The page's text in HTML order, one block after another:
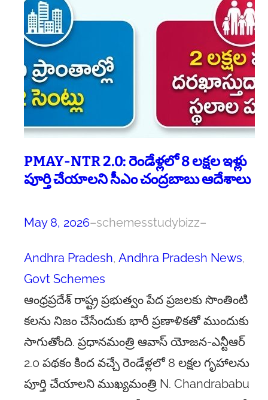
PMAY-NTR 2.0: రెండేళ్లలో 8 లక్షల ఇళ్లు
పూర్తి చేయాలని సీఎం చంద్రబాబు ఆదేశాలు
May 8, 2026–schemesstudybizz–
Andhra Pradesh, Andhra Pradesh News
Govt Schemes
ఆంధ్రప్రదేశ్ రాష్ట్ర ప్రభుత్వం పేద ప్రజలకు సొంతింటి
కలను నిజం చేసేందుకు భారీ ప్రణాళికతో ముందుకు
సాగుతోంది. ప్రధానమంత్రి ఆవాస్ యోజన-ఎన్టీఆర్
2.0 పథకం కింద వచ్చే రెండేళ్లలో 8 లక్షల గృహాలను
పూర్తి చేయాలని ముఖ్యమంత్రి N. Chandrababu